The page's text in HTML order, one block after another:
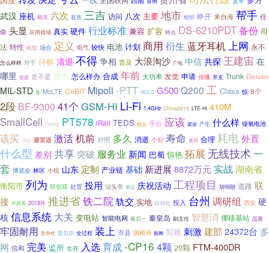
武汉 座机 相关 六次 在京 三吉 访问 八次 主要 地市 组织 睁开 来自海 帮手 任
命 头显 应用领域 真实 硬件 行业标准 兼容 扩容 特点 DS-6210PDT备份 司
法 特性 机型 场合 定义 电气 较快 电池 计划 商用 衍生 蓝牙耳机上网 永不
怎么样样 对于 待解 清退 不得 争相 普及 大浪淘沙 广电 中信 共探 王建宙 在
哪里 层面 是不是 概念 怎么样办 合成 年前 大功率 发觉 申请 传播 开支 Trunk Division
MIL-STD 音 McLTE CeBIT Mipoli -PTT HOLD G500Q200 工 Class 惊 8个
2段 BF-9300 41个 GSM-HI Li-Fi 1.4GHz China2015 LTE-Hi 410M
SmallCell Relay PT578 iRail TEDS 机上 手台 应该 架设 产生 什么样 镍氢电池
该买 小心 避雷器 激活机前 对照 多久 消逝 个别 寿命 途径 合理 耗电外置
什么型 差别 共享 突破 服务业 新闻 巴蜀 惊艳 拓展 无线技术一
套 博览会 林区 小组 山东 定制 产业链 基础 新进展 8872万元 实战湖南省
衡阳市 列为 双创双 处置 投用 汕头市 单位 庆祝活动 工程项目 胡明朗 道路 联
接 开辟者 2018环 推进省铁二院轨交 实地 自动化 投入 台州 调研组 西安 硬
核 信息系统 大关 变电站 智能电网 最后一 秦皇岛 副主任 智慧消 挪移基站 品质
牢固耐用 竞争性 亚贝尔 全过程 装上 市县 国税局 新网 写就 刺激 建部 24372台 多
网 信和 完美 监所 生存 入选育成-CP16 4颗 20颗 FTM-400DR